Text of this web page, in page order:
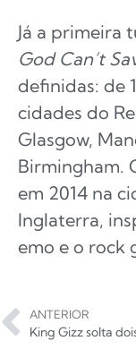
Já a primeira
God Can’t
definidas: de
cidades do
Glasgow,
Birmingham.
em 2014 na
Inglaterra,
emo e o rock
ANTERIOR